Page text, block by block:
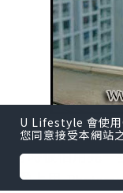
有時很怕用完一
愛上用
U Lifestyle 會使
您同意接受本網站